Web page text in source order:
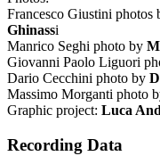
Francesco Giustini photos
Ghinassi
Manrico Seghi photo by
Giovanni Paolo Liguori
Dario Cecchini photo by
Massimo Morganti photo
Graphic project: Luca
Recording Data